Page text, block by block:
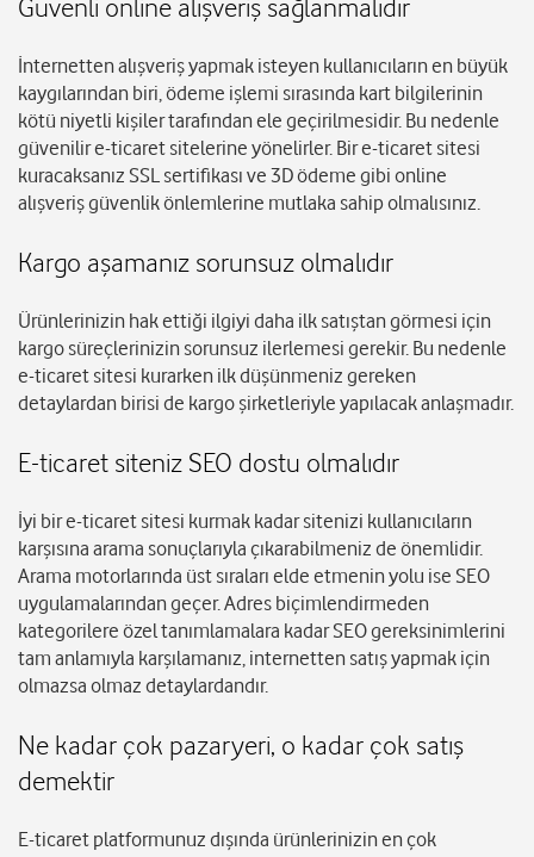
İnternetten alışveriş yapmak isteyen kullanıcıların en büyük
kaygılarından biri, ödeme işlemi sırasında kart bilgilerinin
kötü niyetli kişiler tarafından ele geçirilmesidir. Bu nedenle
güvenilir e-ticaret sitelerine yönelirler. Bir e-ticaret sitesi
kuracaksanız SSL sertifikası ve 3D ödeme gibi online
alışveriş güvenlik önlemlerine mutlaka sahip olmalısınız.
Kargo aşamanız sorunsuz olmalıdır
Ürünlerinizin hak ettiği ilgiyi daha ilk satıştan görmesi için
kargo süreçlerinizin sorunsuz ilerlemesi gerekir. Bu nedenle
e-ticaret sitesi kurarken ilk düşünmeniz gereken
detaylardan birisi de kargo şirketleriyle yapılacak anlaşmadır.
E-ticaret siteniz SEO dostu olmalıdır
İyi bir e-ticaret sitesi kurmak kadar sitenizi kullanıcıların
karşısına arama sonuçlarıyla çıkarabilmeniz de önemlidir.
Arama motorlarında üst sıraları elde etmenin yolu ise SEO
uygulamalarından geçer. Adres biçimlendirmeden
kategorilere özel tanımlamalara kadar SEO gereksinimlerini
tam anlamıyla karşılamanız, internetten satış yapmak için
olmazsa olmaz detaylardandır.
Ne kadar çok pazaryeri, o kadar çok satış
demektir
E-ticaret platformunuz dışında ürünlerinizin en çok